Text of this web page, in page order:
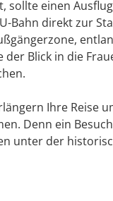
sollte einen
Bahn direkt zur
Blick in die
Ihre Reise
Denn ein
unter der